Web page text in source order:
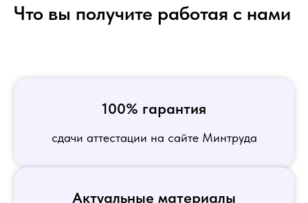
Что вы получите работая с нами
100% гарантия
сдачи аттестации на сайте Минтруда
Актуальные материалы